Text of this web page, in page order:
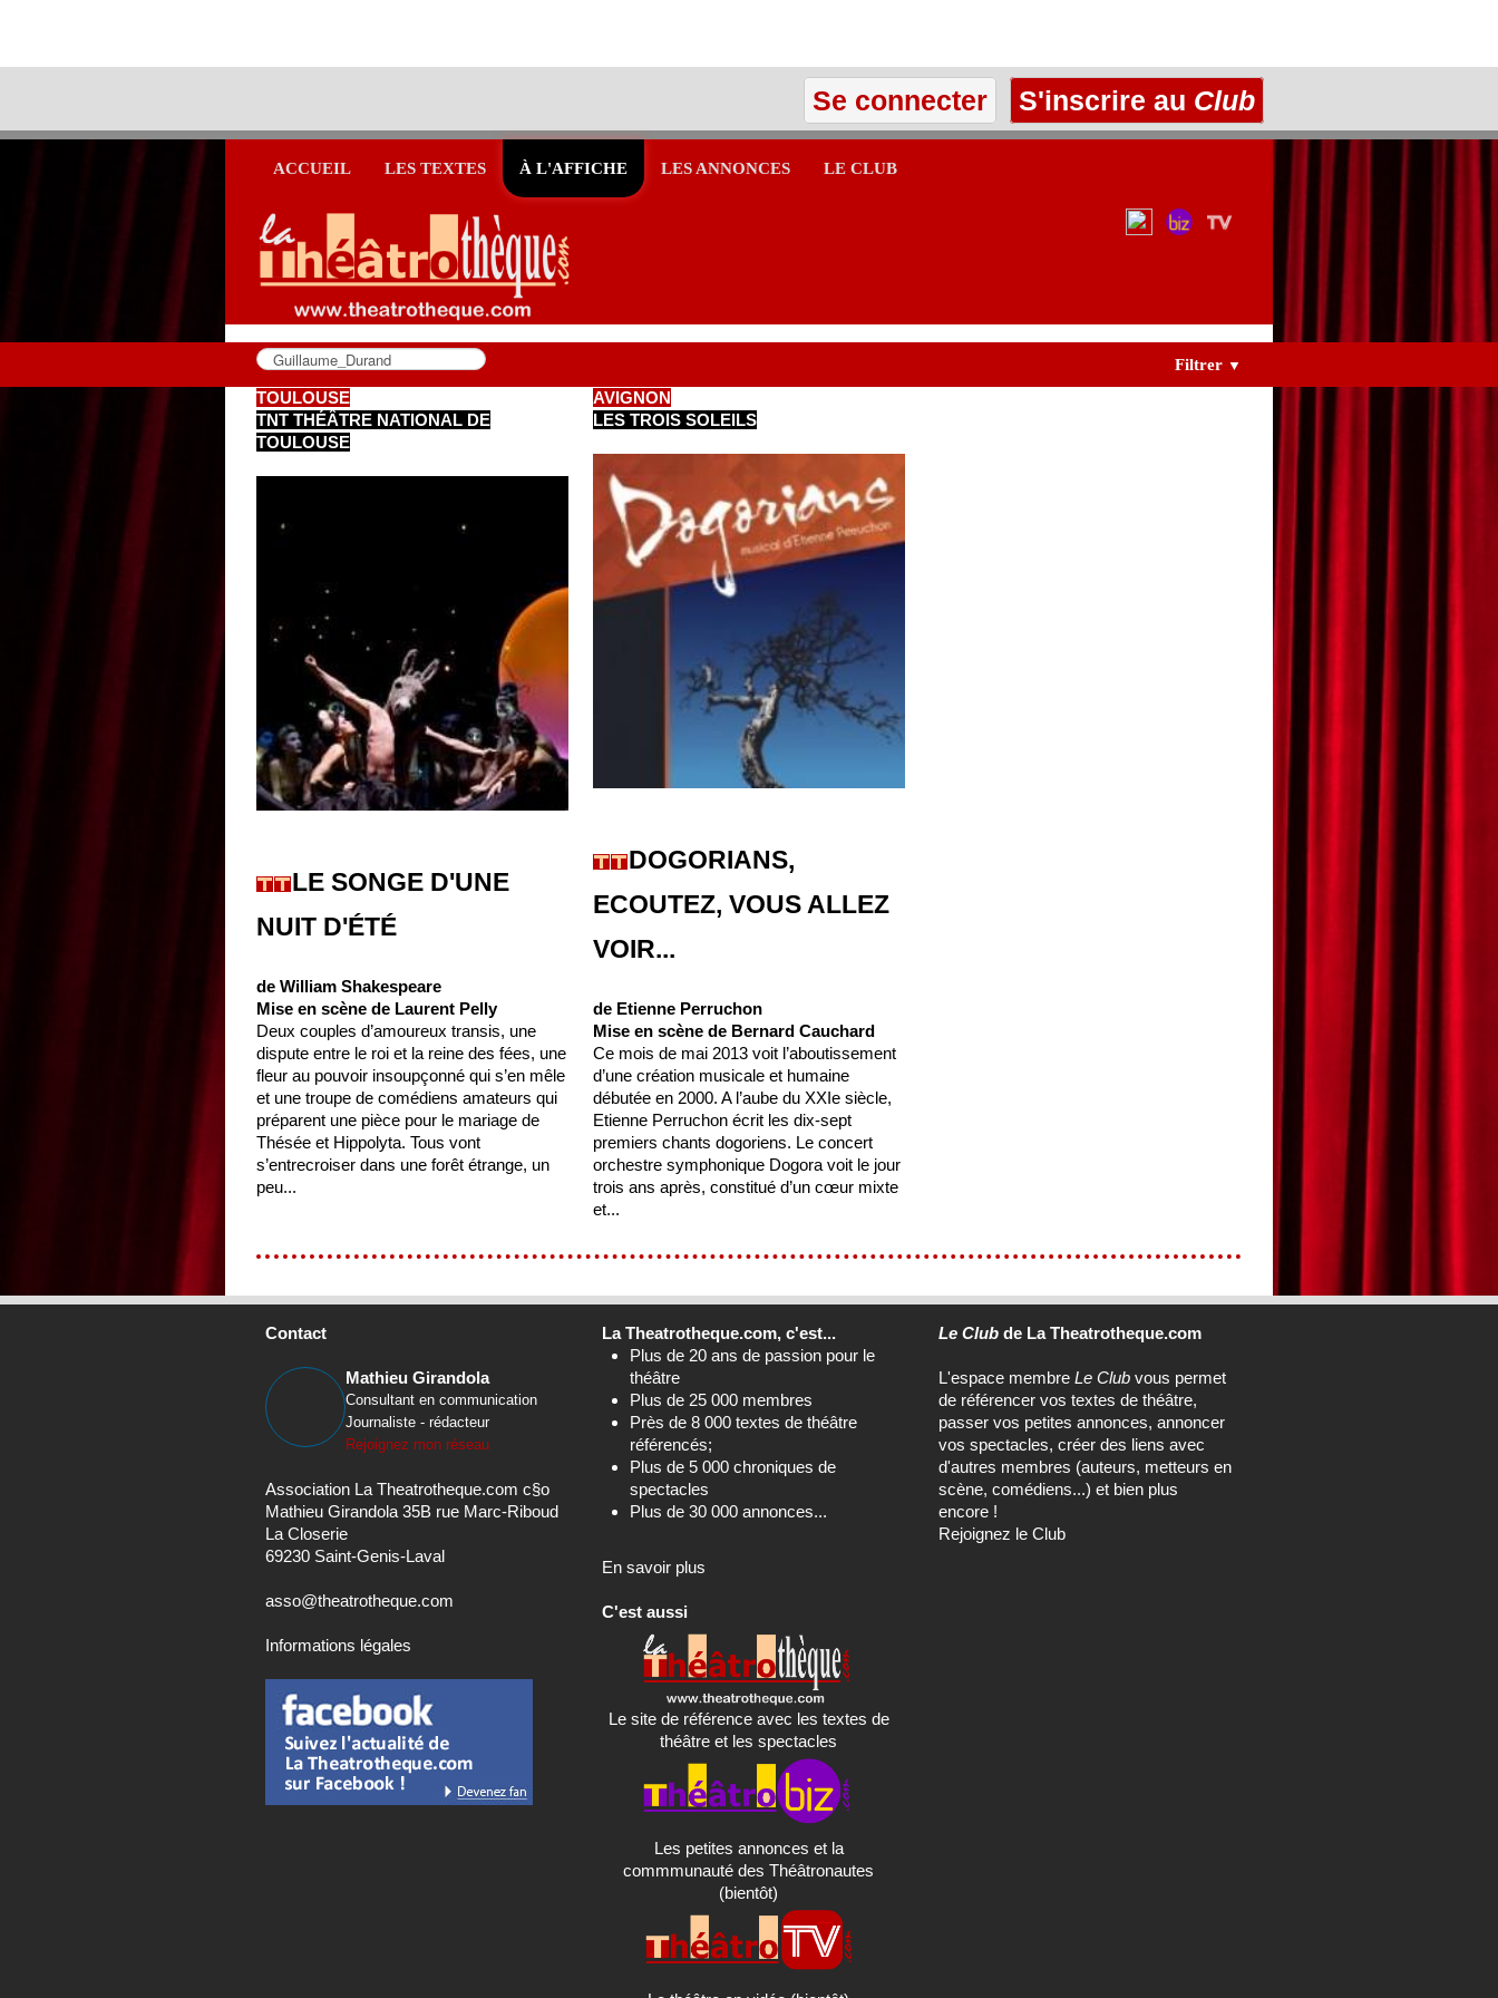
Se connecter S'inscrire au Club
ACCUEIL LES TEXTES À L'AFFICHE LES ANNONCES LE CLUB
Filtrer ▼
TOULOUSE
TNT THÉÂTRE NATIONAL DE
TOULOUSE
LE SONGE D'UNE
NUIT D'ÉTÉ
de William Shakespeare
Mise en scène de Laurent Pelly
Deux couples d’amoureux transis, une
dispute entre le roi et la reine des fées, une
fleur au pouvoir insoupçonné qui s’en mêle
et une troupe de comédiens amateurs qui
préparent une pièce pour le mariage de
Thésée et Hippolyta. Tous vont
s’entrecroiser dans une forêt étrange, un
peu...
AVIGNON
LES TROIS SOLEILS
DOGORIANS,
ECOUTEZ, VOUS ALLEZ
VOIR...
de Etienne Perruchon
Mise en scène de Bernard Cauchard
Ce mois de mai 2013 voit l’aboutissement
d’une création musicale et humaine
débutée en 2000. A l’aube du XXIe siècle,
Etienne Perruchon écrit les dix-sept
premiers chants dogoriens. Le concert
orchestre symphonique Dogora voit le jour
trois ans après, constitué d’un cœur mixte
et...
Contact
Mathieu Girandola
Consultant en communication
Journaliste - rédacteur
Rejoignez mon réseau
Association La Theatrotheque.com c§o
Mathieu Girandola 35B rue Marc-Riboud
La Closerie
69230 Saint-Genis-Laval
asso@theatrotheque.com
Informations légales
La Theatrotheque.com, c'est...
Plus de 20 ans de passion pour le
théâtre
Plus de 25 000 membres
Près de 8 000 textes de théâtre
référencés;
Plus de 5 000 chroniques de
spectacles
Plus de 30 000 annonces...
En savoir plus
C'est aussi
Le site de référence avec les textes de
théâtre et les spectacles
Les petites annonces et la
commmunauté des Théâtronautes
(bientôt)
Le Club de La Theatrotheque.com
L'espace membreLe Club vous permet
de référencer vos textes de théâtre,
passer vos petites annonces, annoncer
vos spectacles, créer des liens avec
d'autres membres (auteurs, metteurs en
scène, comédiens...) et bien plus
encore !
Rejoignez le Club